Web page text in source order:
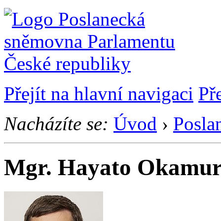
Přejít na hlavní navigaci
Nacházíte se: Úvod ›
Mgr. Hayato